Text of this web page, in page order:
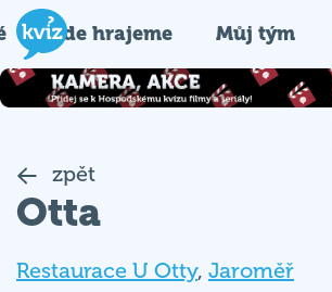
Kde hrajeme Můj tým
zpět
Otta
Restaurace U Otty, Jaroměř